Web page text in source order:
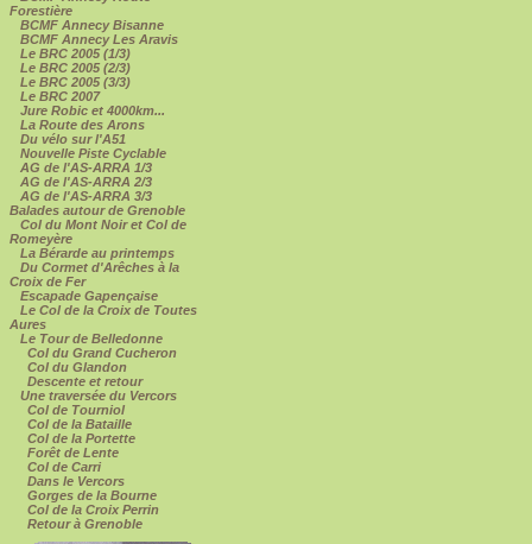
Forestière
BCMF Annecy Bisanne
BCMF Annecy Les Aravis
Le BRC 2005 (1/3)
Le BRC 2005 (2/3)
Le BRC 2005 (3/3)
Le BRC 2007
Jure Robic et 4000km...
La Route des Arons
Du vélo sur l'A51
Nouvelle Piste Cyclable
AG de l'AS-ARRA 1/3
AG de l'AS-ARRA 2/3
AG de l'AS-ARRA 3/3
Balades autour de Grenoble
Col du Mont Noir et Col de
Romeyère
La Bérarde au printemps
Du Cormet d'Arêches à la
Croix de Fer
Escapade Gapençaise
Le Col de la Croix de Toutes
Aures
Le Tour de Belledonne
Col du Grand Cucheron
Col du Glandon
Descente et retour
Une traversée du Vercors
Col de Tourniol
Col de la Bataille
Col de la Portette
Forêt de Lente
Col de Carri
Dans le Vercors
Gorges de la Bourne
Col de la Croix Perrin
Retour à Grenoble